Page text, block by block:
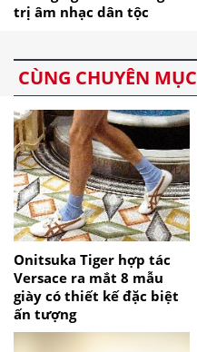
trị âm nhạc dân tộc
CÙNG CHUYÊN MỤC
Onitsuka Tiger hợp tác
Versace ra mắt 8 mẫu
giày có thiết kế đặc biệt
ấn tượng